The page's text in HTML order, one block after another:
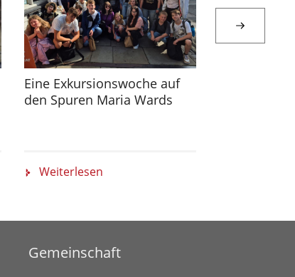
Eine Exkursionswoche auf
den Spuren Maria Wards
Weiterlesen
Gemeinschaft